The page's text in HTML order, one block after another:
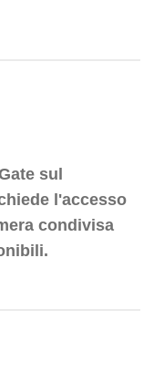
sul
l'accesso
condivisa